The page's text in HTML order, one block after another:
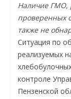
Наличие ГМО,
проверенных
также не
Ситуация по
реализуемых
контроле
Пензенской